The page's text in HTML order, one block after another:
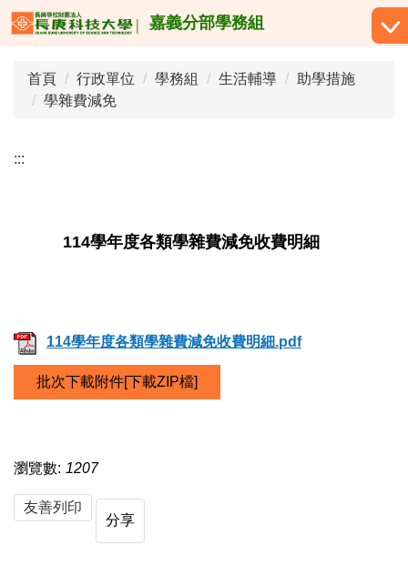
跳
到
嘉義分部學務組
首頁 行政單位 學務組 生活輔導
助學措施
學雜費減免
:::
114學年度各類學雜費減免收費明細
114學年度各類學雜費減免收費明細.pdf
批次下載附件[下載ZIP檔]
瀏覽數: 1207
友善列印
分享